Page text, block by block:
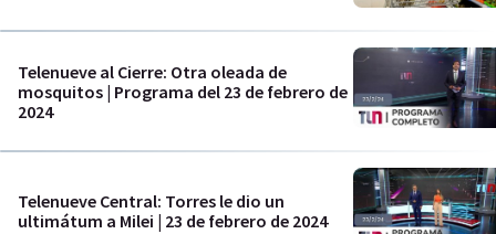
Telenueve al Cierre: Otra oleada de
mosquitos | Programa del 23 de febrero de
2024
Telenueve Central: Torres le dio un
ultimátum a Milei | 23 de febrero de 2024